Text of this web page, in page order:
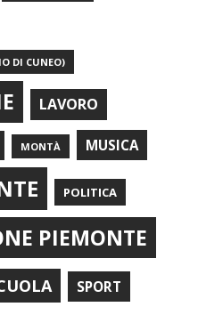
DI CUNEO)
LAVORO
MONTÀ MUSICA
POLITICA
PIEMONTE
SPORT